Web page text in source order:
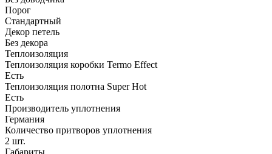
Порог
Стандартный
Декор петель
Без декора
Теплоизоляция
Теплоизоляция коробки Termo Effect
Есть
Теплоизоляция полотна Super Нot
Есть
Производитель уплотнения
Германия
Количество притворов уплотнения
2 шт.
Габариты